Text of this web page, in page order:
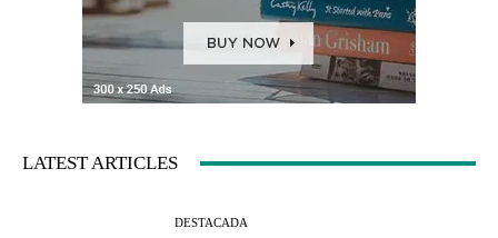
LATEST ARTICLES
DESTACADA